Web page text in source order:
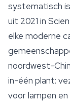
systematisch
uit 2021 in
elke moderne
noordwest-
in-één plant:
voor lampen